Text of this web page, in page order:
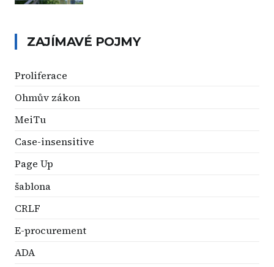
ZAJÍMAVÉ POJMY
Proliferace
Ohmův zákon
MeiTu
Case-insensitive
Page Up
šablona
CRLF
E-procurement
ADA